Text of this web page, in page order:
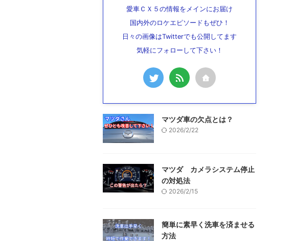
愛車ＣＸ５の情報をメインにお届け
国内外のロケエピソードもぜひ！
日々の画像はTwitterでも公開してます
気軽にフォローして下さい！
マツダ車の欠点とは？
2026/2/22
マツダ カメラシステム停止
の対処法
2026/2/15
簡単に素早く洗車を済ませる
方法